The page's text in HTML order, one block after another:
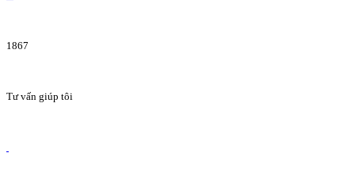
1867
Tư vấn giúp tôi